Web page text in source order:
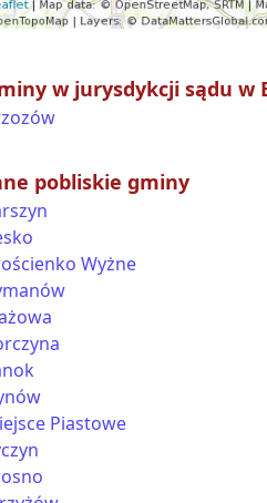
w jurysdykcji sądu w
pobliskie gminy
Wyżne
Piastowe